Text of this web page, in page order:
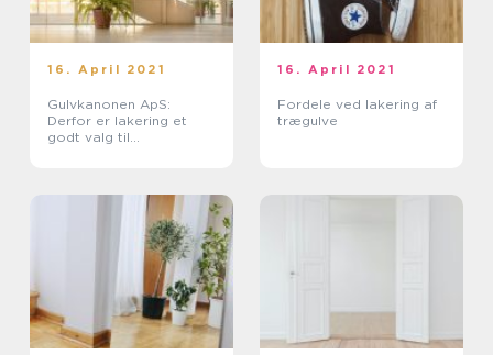
16. April 2021
Gulvkanonen ApS:
Derfor er lakering et
godt valg til
16. April 2021
Fordele ved lakering af
trægulve